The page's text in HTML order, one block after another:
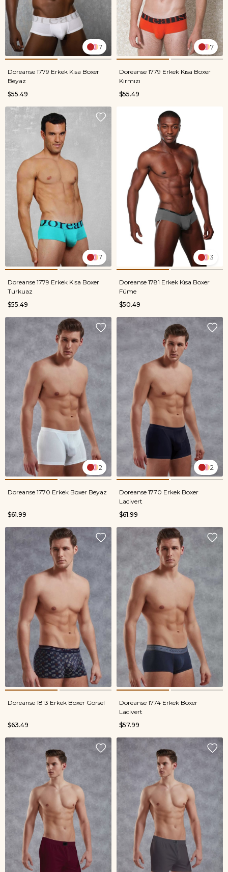
7
Doreanse 1779 Erkek Kısa Boxer
Beyaz
$55.49
7
Doreanse 1779 Erkek Kısa Boxer
Kırmızı
$55.49
7
Doreanse 1779 Erkek Kısa Boxer
Turkuaz
$55.49
3
Doreanse 1781 Erkek Kısa Boxer
Füme
$50.49
2
Doreanse 1770 Erkek Boxer Beyaz
$61.99
2
Doreanse 1770 Erkek Boxer
Lacivert
$61.99
Doreanse 1813 Erkek Boxer Görsel
$63.49
Doreanse 1774 Erkek Boxer
Lacivert
$57.99